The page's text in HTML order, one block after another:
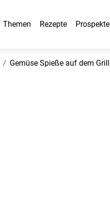
Themen Rezepte Prospekte
Gemüse Spieße auf dem Grill